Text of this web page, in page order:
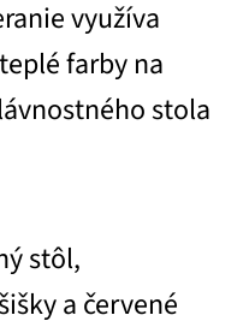
využíva
farby na
stola
stôl,
a červené